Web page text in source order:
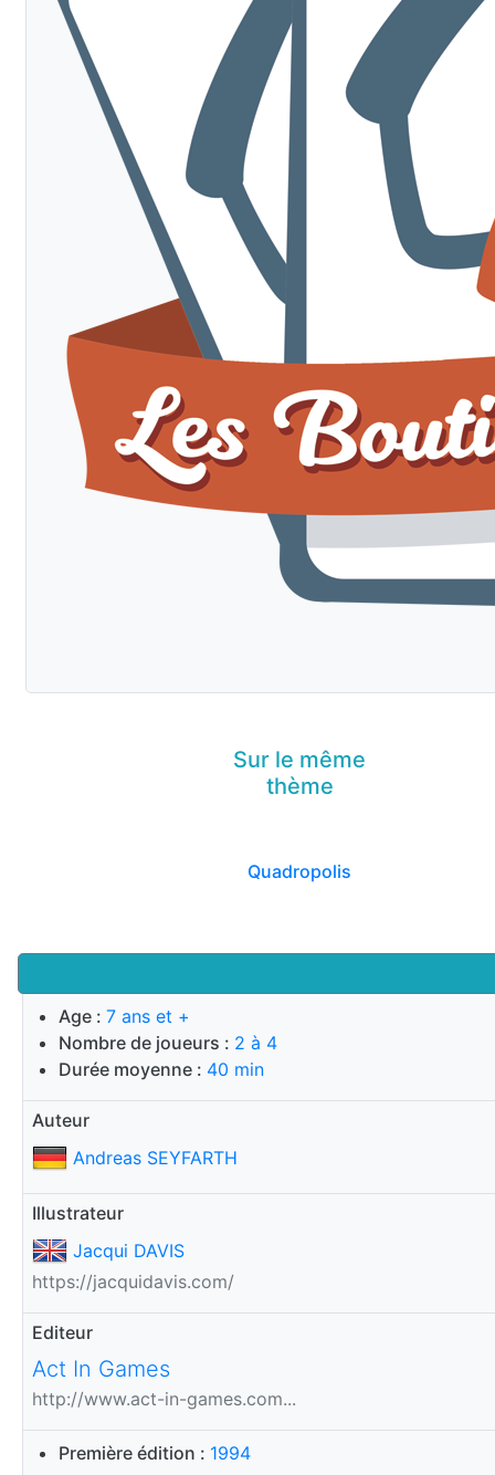
Age : 7 ans et +
Nombre de joueurs : 2 à 4
Durée moyenne : 40 min
Auteur
Andreas SEYFARTH
Illustrateur
Jacqui DAVIS
https://jacquidavis.com/
Editeur
Act In Games
http://www.act-in-games.com...
Première édition : 1994
Sur le même
thème
Quadropolis